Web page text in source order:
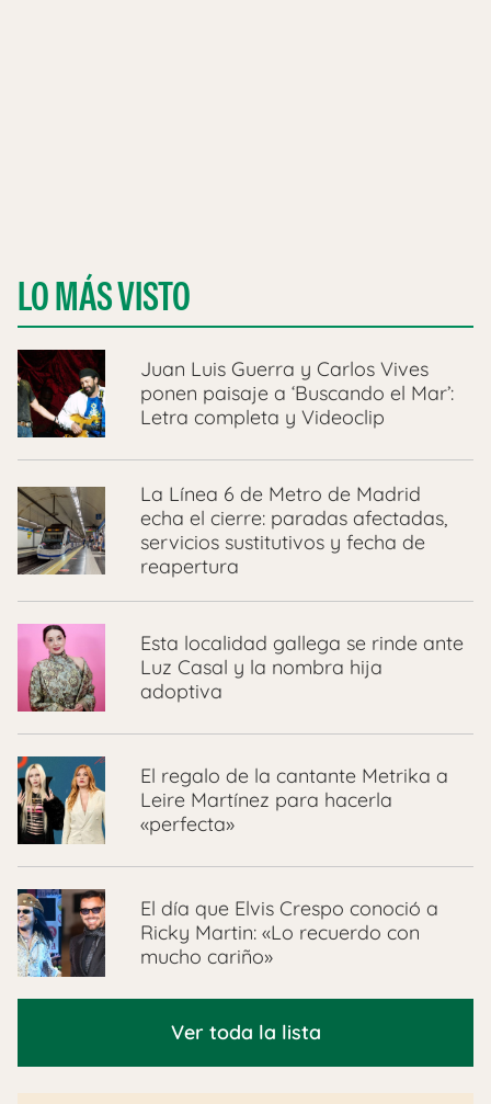
LO MÁS VISTO
Juan Luis Guerra y Carlos Vives
ponen paisaje a ‘Buscando el Mar’:
Letra completa y Videoclip
La Línea 6 de Metro de Madrid
echa el cierre: paradas afectadas,
servicios sustitutivos y fecha de
reapertura
Esta localidad gallega se rinde ante
Luz Casal y la nombra hija
adoptiva
El regalo de la cantante Metrika a
Leire Martínez para hacerla
«perfecta»
El día que Elvis Crespo conoció a
Ricky Martin: «Lo recuerdo con
mucho cariño»
Ver toda la lista